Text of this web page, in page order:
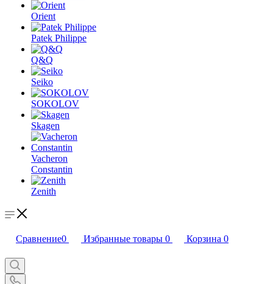
Orient
Patek Philippe
Q&Q
Seiko
SOKOLOV
Skagen
Vacheron
Constantin
Zenith
Сравнение0 Избранные товары 0 Корзина 0